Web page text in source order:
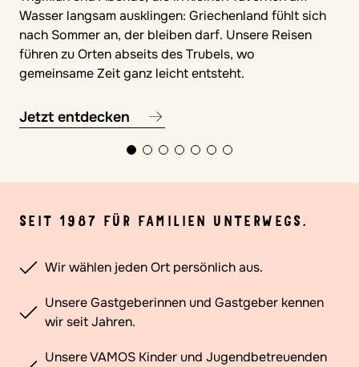
Wasser langsam ausklingen: Griechenland fühlt sich
nach Sommer an, der bleiben darf. Unsere Reisen
führen zu Orten abseits des Trubels, wo
gemeinsame Zeit ganz leicht entsteht.
Jetzt entdecken
SEIT 1987 FÜR FAMILIEN UNTERWEGS.
Wir wählen jeden Ort persönlich aus.
Unsere Gastgeberinnen und Gastgeber kennen
wir seit Jahren.
Unsere VAMOS Kinder und Jugendbetreuenden